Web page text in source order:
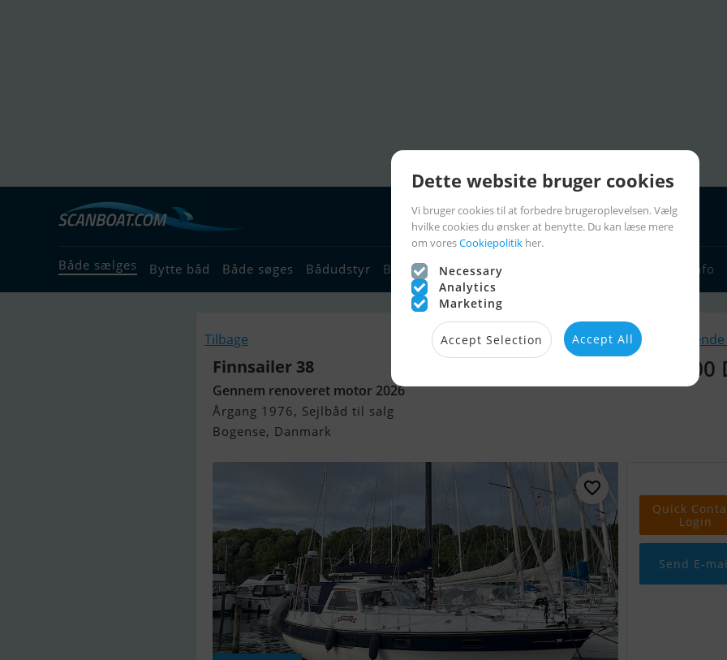
Både sælges Bytte båd Både søges Bådudstyr Bådforhandlere Sejlerlinks Sejlerinfo
Tilbage
Finnsailer 38
Gennem renoveret motor 2026
Årgang 1976, Sejlbåd til salg
Bogense, Danmark
328.000
Quick
Login
Send E-
Dette website bruger cookies
Vi bruger cookies til at forbedre brugeroplevelsen. Vælg
hvilke cookies du ønsker at benytte. Du kan læse mere
om voresCookiepolitik her.
Necessary
Analytics
Marketing
Accept Selection Accept All